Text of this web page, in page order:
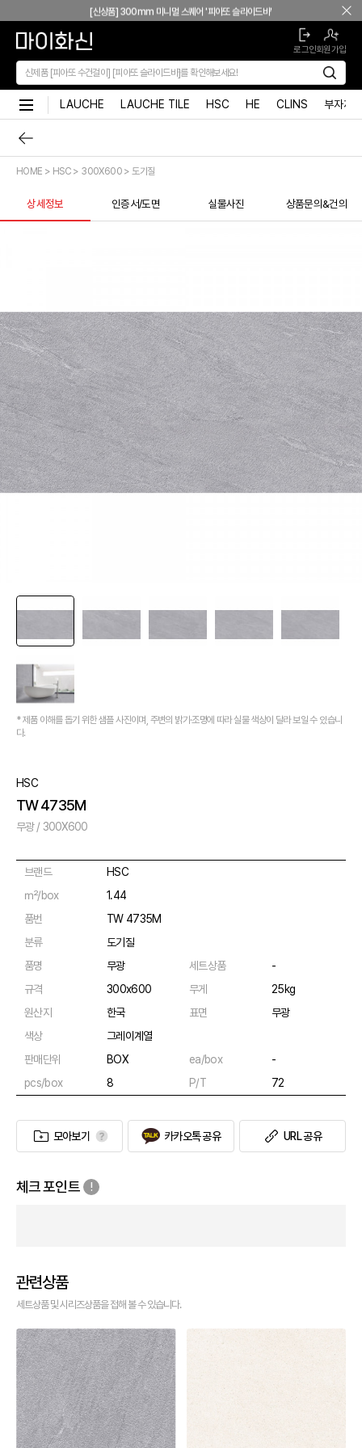
본문 바로가기[신상품] 300mm 미니멀 스퀘어 '피아또 슬라이드바'
[신상품] 더욱 완벽해진 '뉴피오'
[모노플러스] 시공후에 알게되는 만족감! 프레임리스 휴지걸이
[신상품] 숨겨진 접합선 (Seamless) '피아또 수건걸이'
[신상품] 300mm 미니멀 스퀘어 '피아또 슬라이드바'
[뉴피오] '튀지 않고' 투명한 크리스탈 직수
[뉴코인슬라이드바] 존재감을 확! 숨기는 350mm의 미니멀리즘
[모노플러스] 시공후에 알게되는 만족감! 프레임리스 휴지걸이
[신상품] 숨겨진 접합선 (Seamless) '피아또 수건걸이'
[신상품] 300mm 미니멀 스퀘어 '피아또 슬라이드바'
[뉴피오] '튀지 않고' 투명한 크리스탈 직수
[뉴피오] '아래로' 향하는 넓은 폭포수
[신상품] 더욱 완벽해진 '뉴피오'
[뉴코인] 라운드(●) 수전핸들을 편하게 컨트롤할 수 있다고??
[뉴코인청소건] 허리 굽히지 마세요! 변기 뒤로 숨기지도 마세요!
로그인회원가입
LAUCHE LAUCHE TILE HSC HE CLINS 부자재
HOME > HSC > 300X600 > 도기질
상세정보 인증서/도면 실물사진 상품문의&건의
* 제품 이해를 돕기 위한 샘플 사진이며, 주변의 밝기·조명에 따라 실물 색상이 달라 보일 수 있습니
다.
HSC
TW 4735M
무광 / 300X600
브랜드
HSC
㎡/box
1.44
품번
TW 4735M
분류
도기질
품명
무광 세트상품
-
규격
300x600 무게
25kg
원산지
한국 표면
무광
색상
그레이계열
판매단위
BOX ea/box
-
pcs/box
8 P/T 72
모아보기 카카오톡 공유 URL 공유
체크 포인트
관련상품
세트상품 및 시리즈상품을 접해 볼 수 있습니다.